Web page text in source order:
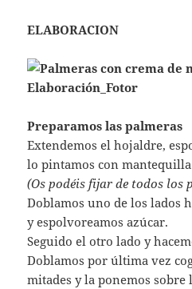
ELABORACION
Preparamos las palmeras
Extendemos el hojaldre,
lo pintamos con
(Os podéis fijar de todos los
Doblamos uno de los lados
y espolvoreamos azúcar.
Seguido el otro lado y
Doblamos por última vez
mitades y la ponemos sobre